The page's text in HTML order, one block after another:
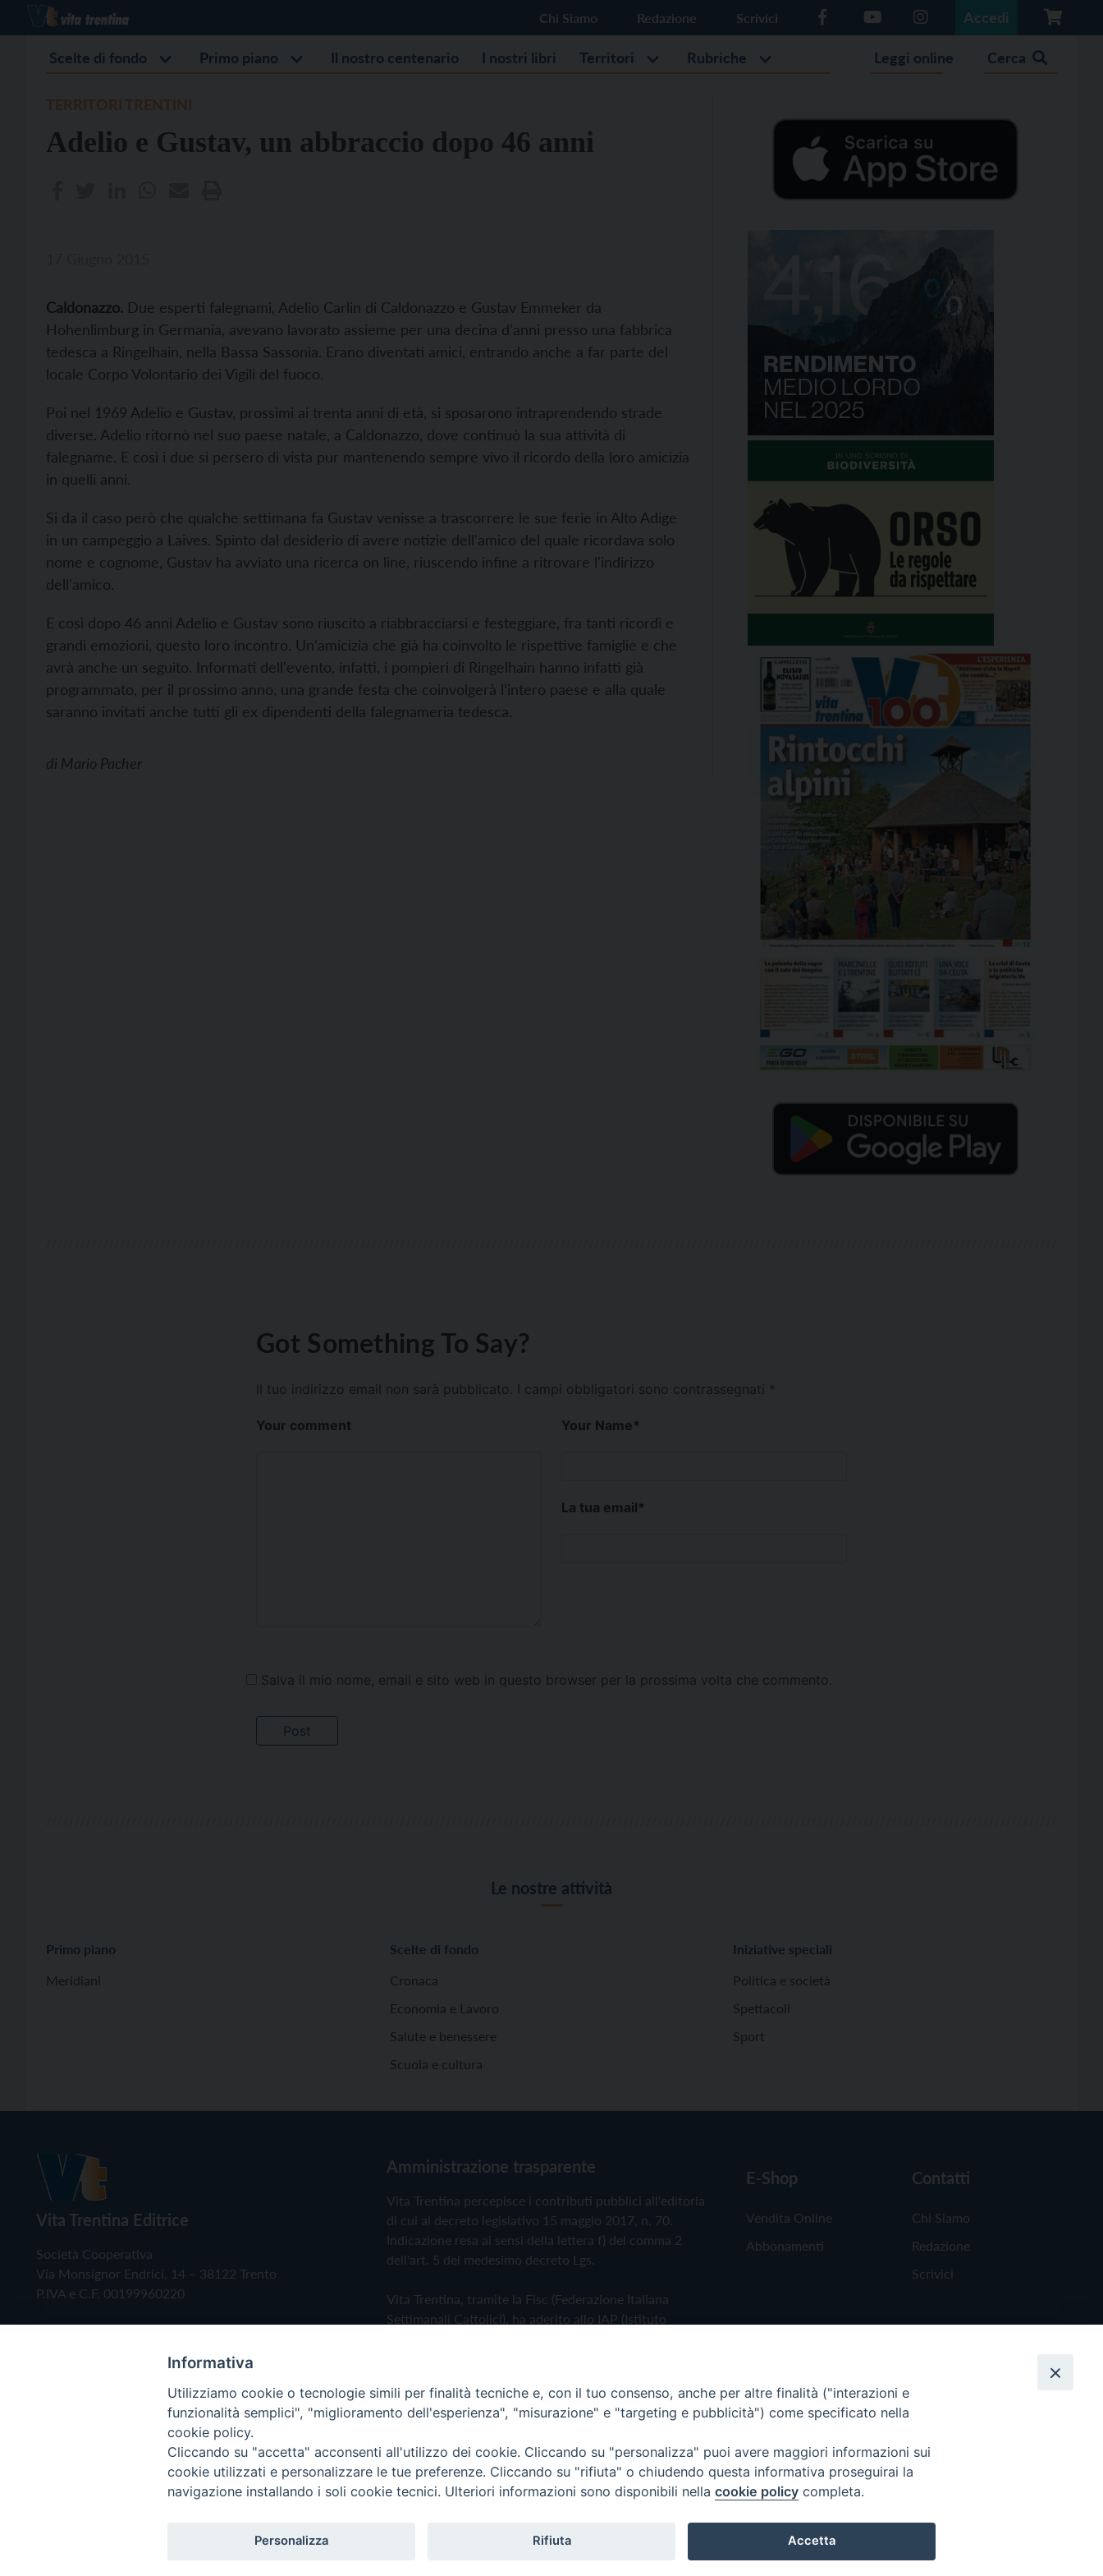
Chi Siamo Redazione Scrivici Accedi
Scelte di fondo Primo piano Il nostro centenario I nostri libri Territori Rubriche Leggi online Cerca
Adelio e Gustav, un abbraccio dopo 46 anni
Caldonazzo. Due esperti falegnami, Adelio Carlin di Caldonazzo e Gustav Emmeker da
Hohenlimburg in Germania, avevano lavorato assieme per una decina d’anni presso una fabbrica
tedesca a Ringelhain, nella Bassa Sassonia. Erano diventati amici, entrando anche a far parte del
locale Corpo Volontario dei Vigili del fuoco.
Poi nel 1969 Adelio e Gustav, prossimi ai trenta anni di età, si sposarono intraprendendo strade
diverse. Adelio ritornò nel suo paese natale, a Caldonazzo, dove continuò la sua attività di
falegname. E così i due si persero di vista pur mantenendo sempre vivo il ricordo della loro amicizia
in quelli anni.
Si da il caso però che qualche settimana fa Gustav venisse a trascorrere le sue ferie in Alto Adige
in un campeggio a Laives. Spinto dal desiderio di avere notizie dell'amico del quale ricordava solo
nome e cognome, Gustav ha avviato una ricerca on line, riuscendo infine a ritrovare l'indirizzo
dell'amico.
E così dopo 46 anni Adelio e Gustav sono riuscito a riabbracciarsi e festeggiare, fra tanti ricordi e
grandi emozioni, questo loro incontro. Un’amicizia che già ha coinvolto le rispettive famiglie e che
avrà anche un seguito. Informati dell'evento, infatti, i pompieri di Ringelhain hanno infatti già
programmato, per il prossimo anno, una grande festa che coinvolgerà l’intero paese e alla quale
saranno invitati anche tutti gli ex dipendenti della falegnameria tedesca.
di Mario Pacher
Got Something To Say?
Il tuo indirizzo email non sarà pubblicato. I campi obbligatori sono contrassegnati *
Your comment Your Name*
La tua email*
Salva il mio nome, email e sito web in questo browser per la prossima volta che commento.
Le nostre attività
Primo piano
Meridiani
Scelte di fondo
Cronaca
Economia e Lavoro
Salute e benessere
Scuola e cultura
Iniziative speciali
Politica e società
Spettacoli
Sport
Vita Trentina Editrice
Società Cooperativa
Via Monsignor Endrici, 14 – 38122 Trento
P.IVA e C.F. 00199960220
Amministrazione trasparente
Vita Trentina percepisce i contributi pubblici all'editoria
di cui al decreto legislativo 15 maggio 2017, n. 70.
Indicazione resa ai sensi della lettera f) del comma 2
dell'art. 5 del medesimo decreto Lgs.
Vita Trentina, tramite la Fisc (Federazione Italiana
Settimanali Cattolici), ha aderito allo IAP (Istituto
Privacy Policy Cookie Policy
E-Shop
Vendita Online
Abbonamenti
Contatti
Chi Siamo
Redazione
Scrivici
Copyright © 2019 - Tutti i diritti riservati - Vita Trentina Editrice
Informativa
Utilizziamo cookie o tecnologie simili per finalità tecniche e, con il tuo consenso, anche per altre finalità ("interazioni e
funzionalità semplici", "miglioramento dell'esperienza", "misurazione" e "targeting e pubblicità") come specificato nella
cookie policy.
Cliccando su "accetta" acconsenti all'utilizzo dei cookie. Cliccando su "personalizza" puoi avere maggiori informazioni sui
cookie utilizzati e personalizzare le tue preferenze. Cliccando su "rifiuta" o chiudendo questa informativa proseguirai la
navigazione installando i soli cookie tecnici. Ulteriori informazioni sono disponibili nella cookie policy completa.
Personalizza Rifiuta Accetta